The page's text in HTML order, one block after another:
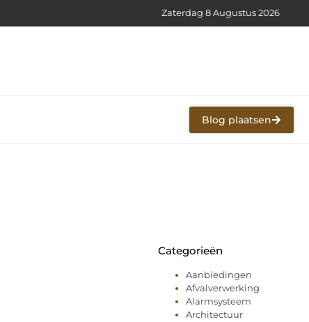
Zaterdag 8 Augustus 2026
Blog plaatsen
Categorieën
Aanbiedingen
Afvalverwerking
Alarmsysteem
Architectuur